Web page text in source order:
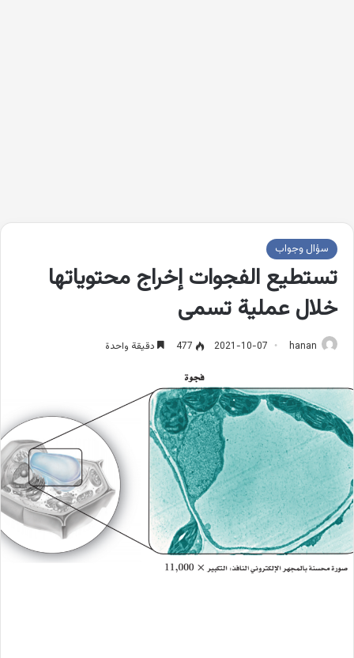
سؤال وجواب
تستطيع الفجوات إخراج محتوياتها
خلال عملية تسمى
hanan
2021-10-07
477 دقيقة واحدة